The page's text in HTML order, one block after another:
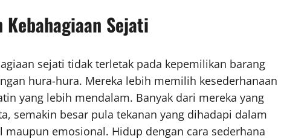
Sejati
sejati tidak terletak pada kepemilikan barang
hura-hura. Mereka lebih memilih kesederhanaan
yang lebih mendalam. Banyak dari mereka yang
semakin besar pula tekanan yang dihadapi dalam
emosional. Hidup dengan cara sederhana